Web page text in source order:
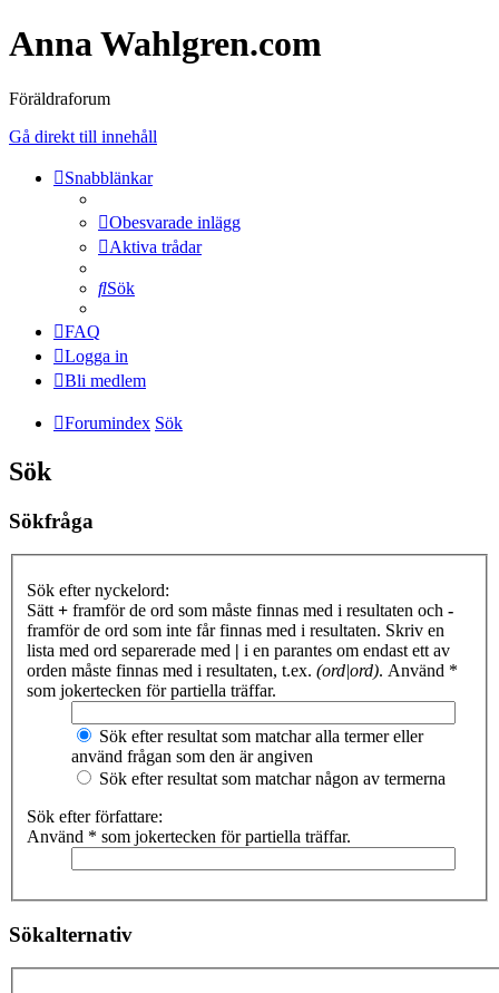
Anna Wahlgren.com
Föräldraforum
Gå direkt till innehåll
Snabblänkar
Obesvarade inlägg
Aktiva trådar
Sök
FAQ
Logga in
Bli medlem
Forumindex Sök
Sök
Sökfråga
Sök efter nyckelord:
Sätt + framför de ord som måste finnas med i resultaten och -
framför de ord som inte får finnas med i resultaten. Skriv en
lista med ord separerade med | i en parantes om endast ett av
orden måste finnas med i resultaten, t.ex. (ord|ord). Använd *
som jokertecken för partiella träffar.
Sök efter resultat som matchar alla termer eller
använd frågan som den är angiven
Sök efter resultat som matchar någon av termerna
Sök efter författare:
Använd * som jokertecken för partiella träffar.
Sökalternativ